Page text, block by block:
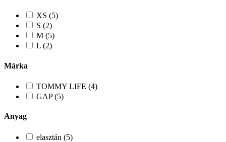
XS (5)
S (2)
M (5)
L (2)
Márka
TOMMY LIFE (4)
GAP (5)
Anyag
elasztán (5)